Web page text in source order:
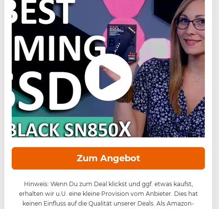
Zum Angebot
Hinweis: Wenn Du zum Deal klickst und ggf. etwas kaufst,
erhalten wir u.U. eine kleine Provision vom Anbieter. Dies hat
keinen Einfluss auf die Qualität unserer Deals. Als Amazon-